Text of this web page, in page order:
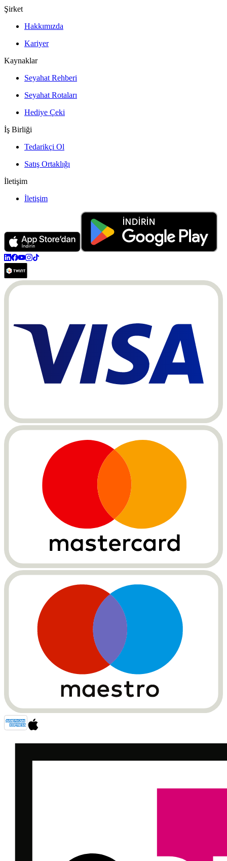
Şirket
Hakkımızda
Kariyer
Kaynaklar
Seyahat Rehberi
Seyahat Rotaları
Hediye Çeki
İş Birliği
Tedarikçi Ol
Satış Ortaklığı
İletişim
İletişim